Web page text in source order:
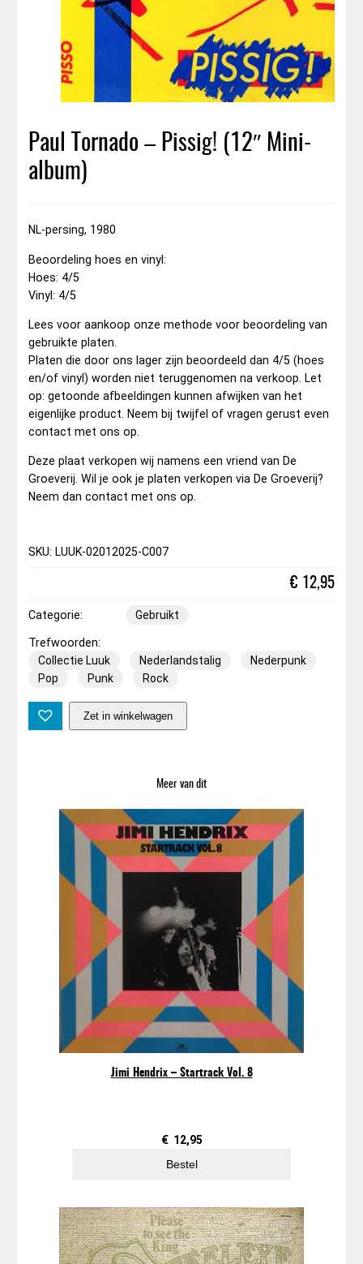
Paul Tornado – Pissig! (12″ Mini-
album)
NL-persing, 1980
Beoordeling hoes en vinyl:
Hoes: 4/5
Vinyl: 4/5
Lees voor aankoop onze methode voor beoordeling van
gebruikte platen.
Platen die door ons lager zijn beoordeeld dan 4/5 (hoes
en/of vinyl) worden niet teruggenomen na verkoop. Let
op: getoonde afbeeldingen kunnen afwijken van het
eigenlijke product. Neem bij twijfel of vragen gerust even
contact met ons op.
Deze plaat verkopen wij namens een vriend van De
Groeverij. Wil je ook je platen verkopen via De Groeverij?
Neem dan contact met ons op.
SKU: LUUK-02012025-C007
€ 12,95
Categorie: Gebruikt
Trefwoorden:
Collectie Luuk
Nederlandstalig
Nederpunk
Pop
Punk Rock
a
T
n
a
d
–
P
i
s
s
i
(
1
a
l
b
Zet in winkelwagen
Meer van dit
Jimi Hendrix – Startrack Vol. 8
€ 12,95
Bestel